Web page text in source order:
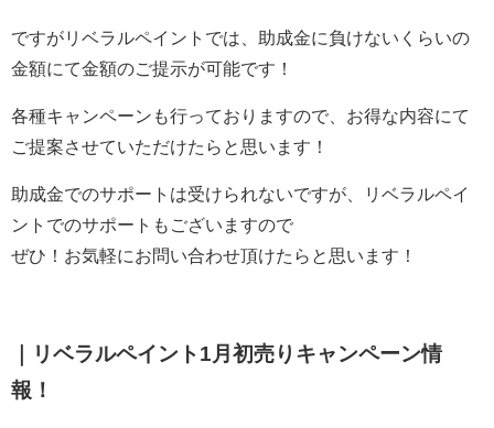
ですがリベラルペイントでは、助成金に負けないくらいの
金額にて金額のご提示が可能です！
各種キャンペーンも行っておりますので、お得な内容にて
ご提案させていただけたらと思います！
助成金でのサポートは受けられないですが、リベラルペイ
ントでのサポートもございますので
ぜひ！お気軽にお問い合わせ頂けたらと思います！
｜リベラルペイント1月初売りキャンペーン情
報！